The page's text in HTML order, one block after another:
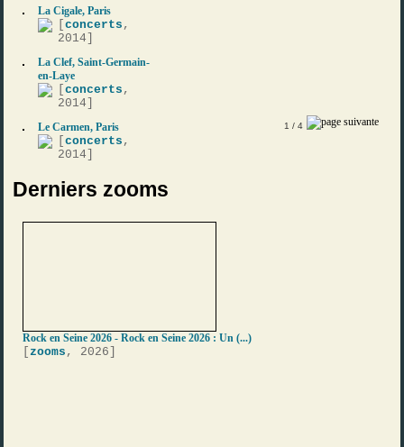
La Cigale, Paris
[concerts ,
2014]
La Clef, Saint-Germain-
en-Laye
[concerts ,
2014]
Le Carmen, Paris
[concerts ,
2014]
1 / 4
Derniers zooms
Rock en Seine 2026 - Rock en Seine 2026 : Un (...)
[zooms , 2026]